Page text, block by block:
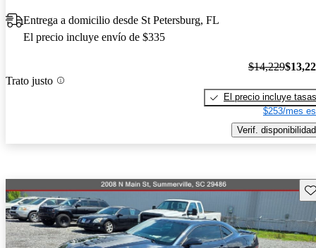
Entrega a domicilio desde St Petersburg, FL
El precio incluye envío de $335
Trato justo
$14,229
El precio incluye tasas
$253/mes
Verif. disponibilidad